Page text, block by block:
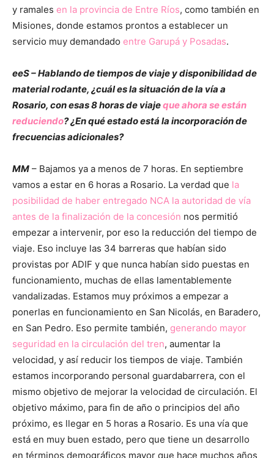
y ramales en la provincia de Entre Ríos, como también en
Misiones, donde estamos prontos a establecer un
servicio muy demandado entre Garupá y Posadas.
eeS – Hablando de tiempos de viaje y disponibilidad de
material rodante, ¿cuál es la situación de la vía a
Rosario, con esas 8 horas de viajeque ahora se están
reduciendo? ¿En qué estado está la incorporación de
frecuencias adicionales?
MM – Bajamos ya a menos de 7 horas. En septiembre
vamos a estar en 6 horas a Rosario. La verdad que la
posibilidad de haber entregado NCA la autoridad de vía
antes de la finalización de la concesión nos permitió
empezar a intervenir, por eso la reducción del tiempo de
viaje. Eso incluye las 34 barreras que habían sido
provistas por ADIF y que nunca habían sido puestas en
funcionamiento, muchas de ellas lamentablemente
vandalizadas. Estamos muy próximos a empezar a
ponerlas en funcionamiento en San Nicolás, en Baradero,
en San Pedro. Eso permite también, generando mayor
seguridad en la circulación del tren, aumentar la
velocidad, y así reducir los tiempos de viaje. También
estamos incorporando personal guardabarrera, con el
mismo objetivo de mejorar la velocidad de circulación. El
objetivo máximo, para fin de año o principios del año
próximo, es llegar en 5 horas a Rosario. Es una vía que
está en muy buen estado, pero que tiene un desarrollo
en términos demográficos mayor que hace muchos años